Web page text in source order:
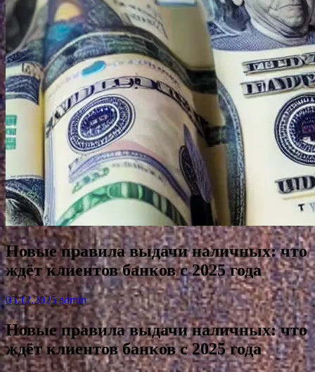
Новые правила выдачи наличных: что
ждёт клиентов банков с 2025 года
05.12.2025 admin
Новые правила выдачи наличных: что
ждёт клиентов банков с 2025 года